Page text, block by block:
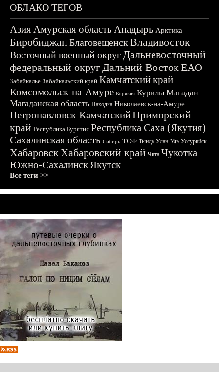
ОБЛАКО ТЕГОВ
АзияАмурская область Анадырь Арктика
БиробиджанБлаговещенскВладивосток
Восточный военный округДальневосточный
федеральный округДальний ВостокЕАО
Забайкалье Забайкальский край Камчатский край
Комсомольск-на-Амуре Корякия Курилы Магадан
Магаданская область Находка Николаевск-на-Амуре
Петропавловск-КамчатскийПриморский
край Республика Бурятия Республика Саха (Якутия)
Сахалинская область Сибирь ТОФ Тында Улан-Удэ Уссурийск
ХабаровскХабаровский край Чита Чукотка
Южно-СахалинскЯкутск
Все теги >>